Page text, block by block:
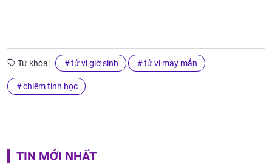
Từ khóa: tử vi giờ sinh tử vi may mắn
chiêm tinh học
TIN MỚI NHẤT